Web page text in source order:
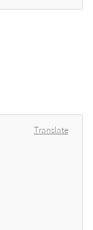
Translate